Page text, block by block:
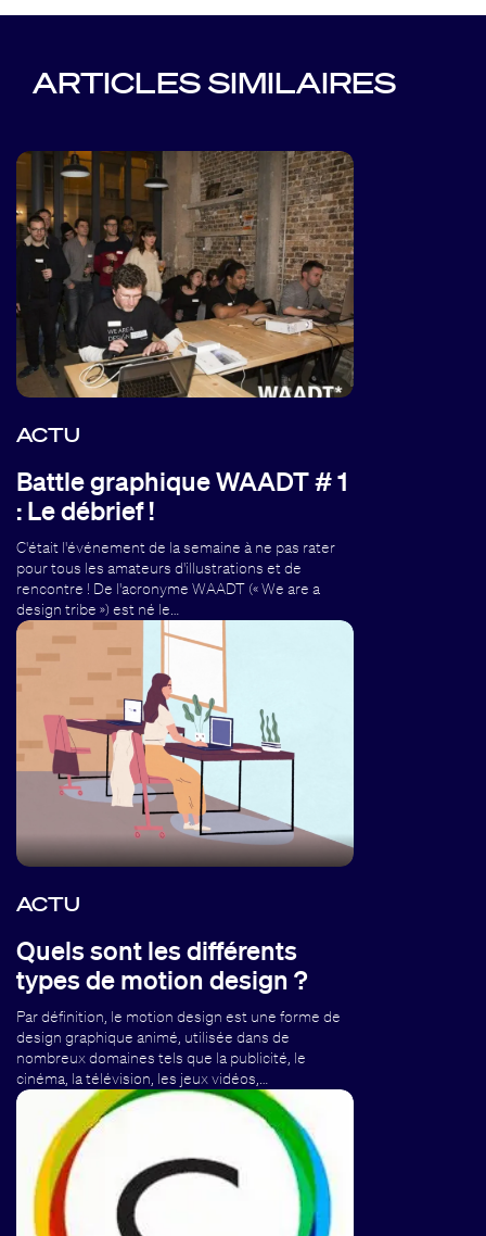
ARTICLES SIMILAIRES
ACTU
Battle graphique WAADT # 1
: Le débrief !
C'était l'événement de la semaine à ne pas rater
pour tous les amateurs d'illustrations et de
rencontre ! De l'acronyme WAADT (« We are a
design tribe ») est né le…
ACTU
Quels sont les différents
types de motion design ?
Par définition, le motion design est une forme de
design graphique animé, utilisée dans de
nombreux domaines tels que la publicité, le
cinéma, la télévision, les jeux vidéos,…